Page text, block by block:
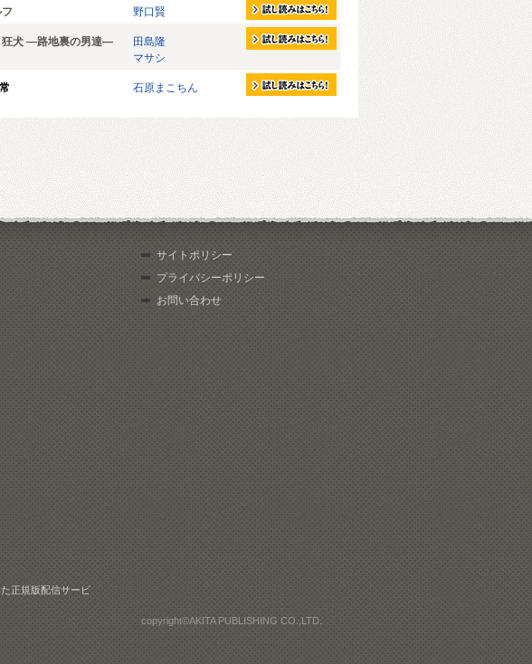
野口賢
狂犬 ―路地裏の男達―
田島隆
マサシ
石原まこちん
サイトポリシー
プライバシーポリシー
お問い合わせ
正規版配信サービ
copyright©AKITA PUBLISHING CO.,LTD.